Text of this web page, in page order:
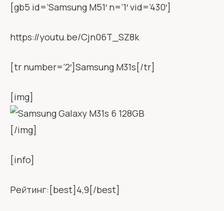
[gb5 id=’Samsung M51′ n=’1′ vid=’430′]
https://youtu.be/Cjn06T_SZ8k
[tr number=’2′]Samsung M31s[/tr]
[img]
[/img]
[info]
Рейтинг:[best]4,9[/best]